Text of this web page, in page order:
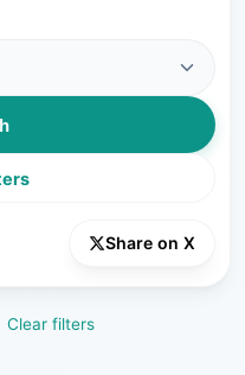
Share on X
Clear filters